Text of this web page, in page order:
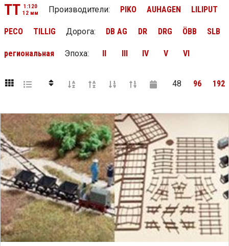
TT 1:120
12 мм
Производители: PIKO AUHAGEN LILIPUT
PECO TILLIG Дорога: DB AG DR DRG ÖBB SLB
региональная Эпоха: II III IV V VI
48 96 192